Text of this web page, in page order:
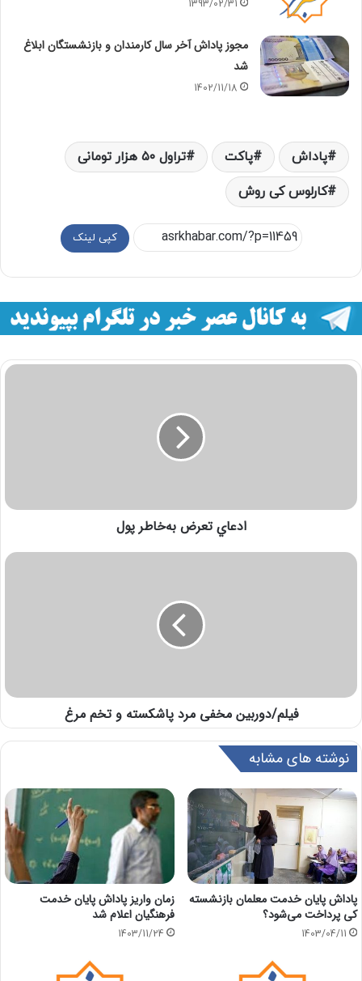
1393/02/31
مجوز پاداش آخر سال کارمندان‌ و بازنشستگان ابلاغ
شد
1402/11/18
پاداش پاکت
تراول ۵۰ هزار تومانی
کارلوس کی روش
کپی لینک
ادعاي تعرض به‌خاطر پول
فیلم/دوربین مخفی مرد پاشکسته و تخم مرغ
نوشته های مشابه
پاداش پایان خدمت معلمان بازنشسته
کی پرداخت می‌شود؟
1403/04/11
زمان واریز پاداش پایان خدمت
فرهنگیان اعلام شد
1403/11/24